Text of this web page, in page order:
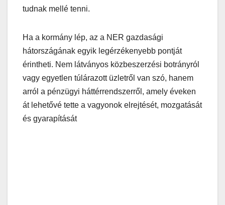
tudnak mellé tenni.
Ha a kormány lép, az a NER gazdasági
hátországának egyik legérzékenyebb pontját
érintheti. Nem látványos közbeszerzési botrányról
vagy egyetlen túlárazott üzletről van szó, hanem
arról a pénzügyi háttérrendszerről, amely éveken
át lehetővé tette a vagyonok elrejtését, mozgatását
és gyarapítását